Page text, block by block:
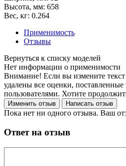
Высота, мм: 658
Вес, кг: 0.264
Применимость
Отзывы
Нет информации о применимости
Внимание! Если вы измените текст
удалены все оценки,
пользователями. Хотите
Пока нет ни одного отзыва. Ваш
Ответ на отзыв